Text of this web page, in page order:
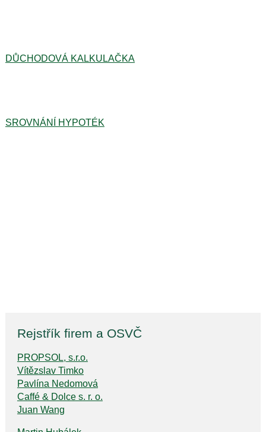
DŮCHODOVÁ KALKULAČKA
SROVNÁNÍ HYPOTÉK
Rejstřík firem a OSVČ
PROPSOL, s.r.o.
Vítězslav Timko
Pavlína Nedomová
Caffé & Dolce s. r. o.
Juan Wang